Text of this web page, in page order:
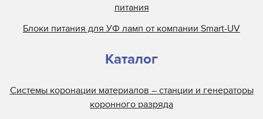
питания
Блоки питания для УФ ламп от компании Smart-UV
Каталог
Системы коронации материалов – станции и генераторы
коронного разряда